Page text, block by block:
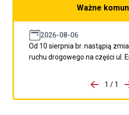
Ważne
2026-08-06
Od 10 sierpnia br. nastąpią
ruchu drogowego na części ul.
porzpedniego komunikatu
1 / 1